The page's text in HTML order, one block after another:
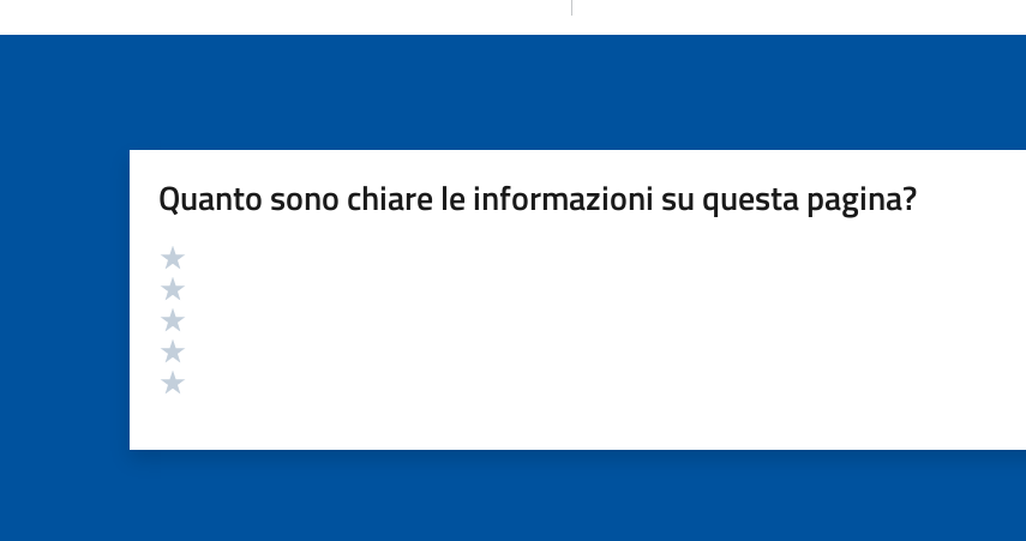
Quanto sono chiare le informazioni su questa pagina?
Valutazione